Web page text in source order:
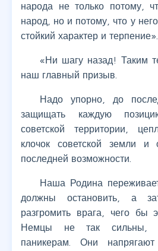
народа не только потому,
народ, но и потому, что у
стойкий характер и терпение».
«Ни шагу назад! Таким
наш главный призыв.
Надо упорно, до
защищать каждую
советской территории,
клочок советской земли и
последней возможности.
Наша Родина
должны остановить, а
разгромить врага, чего бы
Немцы не так сильны,
паникерам. Они